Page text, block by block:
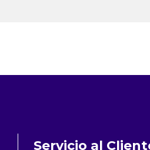
Servicio al